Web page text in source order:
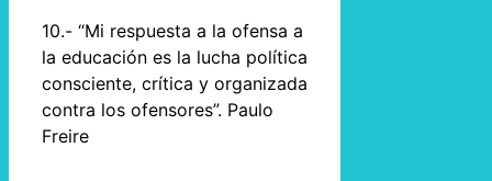
10.- “Mi respuesta a la ofensa a
la educación es la lucha política
consciente, crítica y organizada
contra los ofensores”. Paulo
Freire